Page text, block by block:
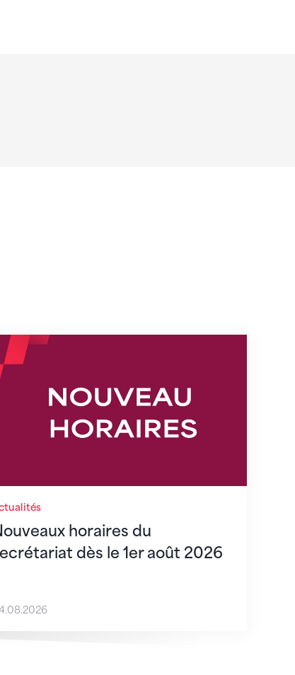
horaires du
dès le 1er août 2026
horaires du secrétariat dès le 1er août